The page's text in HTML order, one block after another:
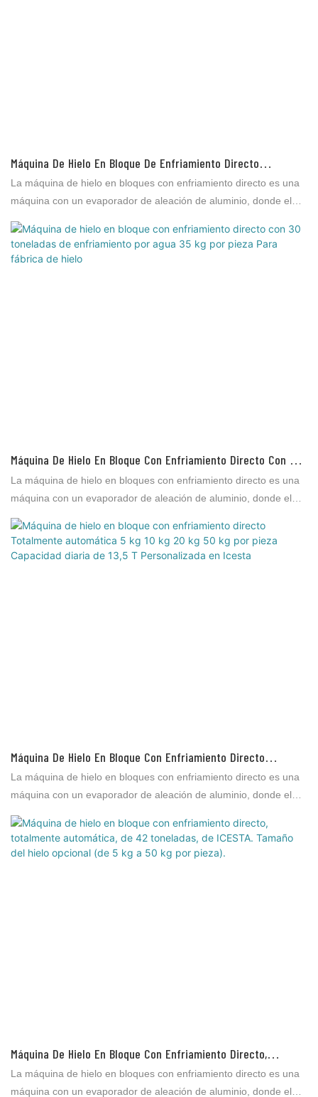
Máquina De Hielo En Bloque De Enfriamiento Directo
Totalmente Automática Icesta De 20, 25 Y 30 Toneladas Con
Tamaño De Hielo Opcional (de 5 Kg A 50 Kg Por Pieza)
La máquina de hielo en bloques con enfriamiento directo es una
máquina con un evaporador de aleación de aluminio, donde el
refrigerante se evapora e intercambia directamente para producir
hielo sin otros medios de intercambio de calor (como agua
salada). Se utiliza para el procesamiento de productos acuáticos,
Máquina De Hielo En Bloque Con Enfriamiento Directo Con 30
Toneladas De Enfriamiento Por Agua 35 Kg Por Pieza Para
Fábrica De Hielo
La máquina de hielo en bloques con enfriamiento directo es una
máquina con un evaporador de aleación de aluminio, donde el
refrigerante se evapora e intercambia directamente para producir
hielo sin otros medios de intercambio de calor (como agua
salada). Se utiliza para el procesamiento de productos acuáticos,
Máquina De Hielo En Bloque Con Enfriamiento Directo
Totalmente Automática 5 Kg 10 Kg 20 Kg 50 Kg Por Pieza
Capacidad Diaria De 13,5 T Personalizada En Icesta
La máquina de hielo en bloques con enfriamiento directo es una
máquina con un evaporador de aleación de aluminio, donde el
hielo sin otros medios de intercambio de calor (como agua
salada). Se utiliza para el procesamiento de productos acuáticos,
Máquina De Hielo En Bloque Con Enfriamiento Directo,
Totalmente Automática, De 42 Toneladas, De ICESTA. Tamaño
Del Hielo Opcional (de 5 Kg A 50 Kg Por Pieza).
La máquina de hielo en bloques con enfriamiento directo es una
máquina con un evaporador de aleación de aluminio, donde el